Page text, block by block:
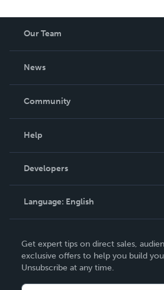
Our Team
News
In The News
Community
Podcast
Help
Order Lookup
Knowledge Base
Contact Support
Developers
Language: English
Deutsch
Français
Get expert tips on direct sales,
exclusive offers to help you build
Unsubscribe at any time.